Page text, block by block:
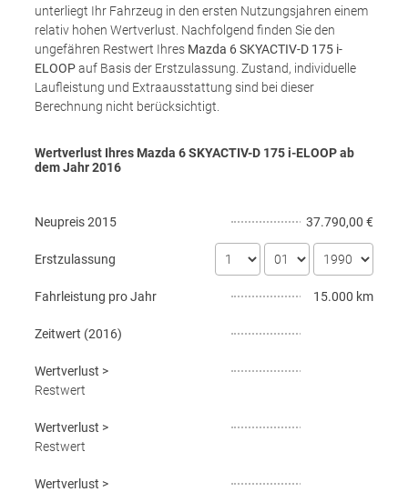
unterliegt Ihr Fahrzeug in den ersten Nutzungsjahren einem
relativ hohen Wertverlust. Nachfolgend finden Sie den
ungefähren Restwert Ihres Mazda 6 SKYACTIV-D 175 i-
ELOOPauf Basis der Erstzulassung. Zustand, individuelle
Laufleistung und Extraausstattung sind bei dieser
Berechnung nicht berücksichtigt.
Wertverlust Ihres Mazda 6 SKYACTIV-D 175 i-ELOOP ab
dem Jahr2016
Neupreis2015 37.790,00 €
Erstzulassung
Fahrleistung pro Jahr 15.000 km
Zeitwert (2016)
Wertverlust >
Restwert
Wertverlust >
Restwert
Wertverlust >